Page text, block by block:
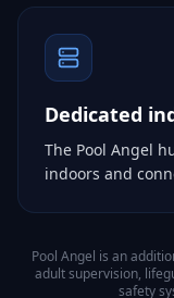
Dedicated
The Pool Angel
indoors and
Pool Angel is an
adult supervision,
safety